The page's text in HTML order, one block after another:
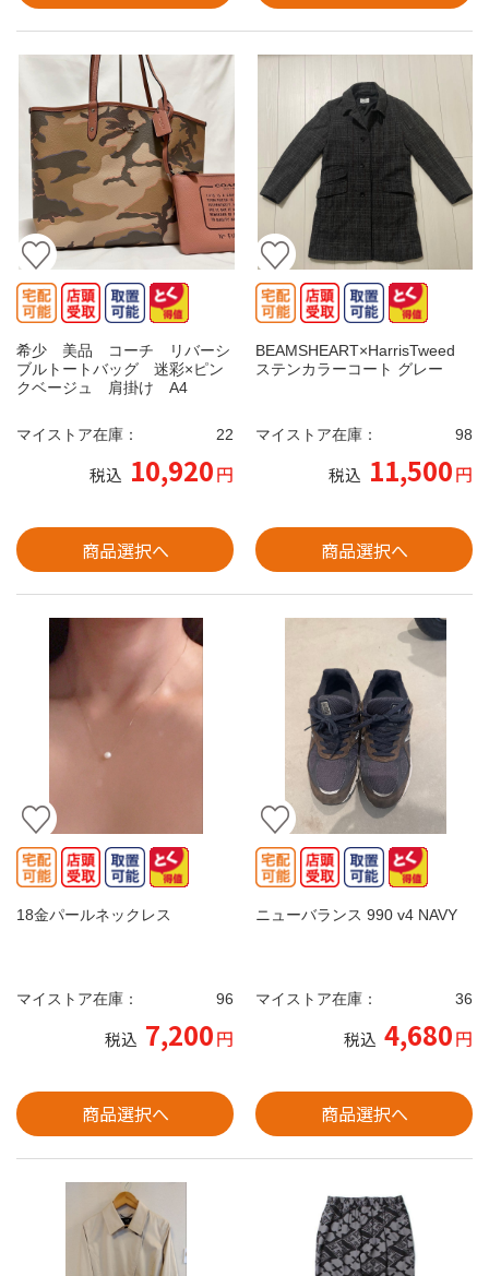
希少 美品 コーチ リバーシ
ブルトートバッグ 迷彩×ピン
クベージュ 肩掛け A4
マイストア在庫： 22
税込 10,920円
商品選択へ
BEAMSHEART×HarrisTweed
ステンカラーコート グレー
マイストア在庫： 98
税込 11,500円
商品選択へ
18金パールネックレス
マイストア在庫： 96
税込 7,200円
商品選択へ
ニューバランス 990 v4 NAVY
マイストア在庫： 36
税込 4,680円
商品選択へ